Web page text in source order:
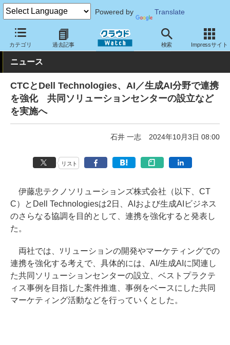
Powered by Translate
カテゴリ 過去記事 検索 Impressサイト
クラウド Watch トピック 協業・提携 国内
ニュース
CTCとDell Technologies、AI／生成AI分野で連携
を強化 共同ソリューションセンターの設立など
を実施へ
石井 一志 2024年10月3日 08:00
リスト
伊藤忠テクノソリューションズ株式会社（以下、CT
C）とDell Technologiesは2日、AIおよび生成AIビジネス
のさらなる協調を目的として、連携を強化すると発表し
た。
両社では、ｿリューションの開発やマーケティングでの
連携を強化する考えで、具体的には、AI/生成AIに関連し
た共同ソリューションセンターの設立、ベストプラクテ
ィス事例を目指した案件推進、事例をベースにした共同
マーケティング活動などを行っていくとした。